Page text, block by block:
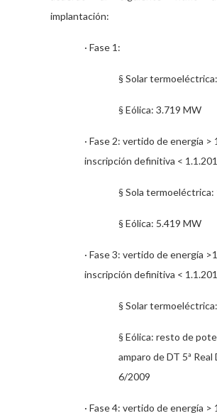
implantación:
· Fase 1:
§ Solar
§ Eólica: 3.719 MW
· Fase 2: vertido de energía >
inscripción definitiva <
§ Sola termoeléctrica:
§ Eólica: 5.419 MW
· Fase 3: vertido de energía
inscripción definitiva <
§ Solar
§ Eólica: resto de
amparo de DT 5ª Real
6/2009
· Fase 4: vertido de energía >